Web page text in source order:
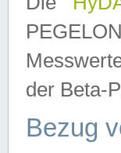
der Beta-
Bezug